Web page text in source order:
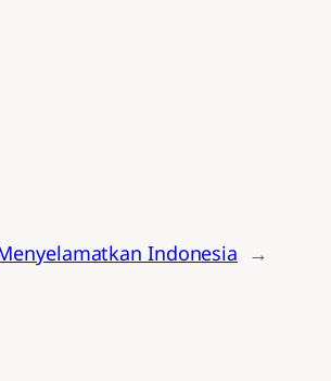
Indonesia →